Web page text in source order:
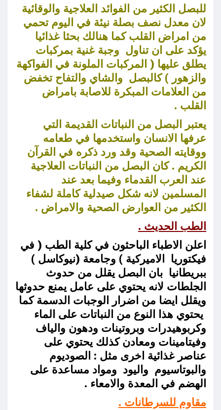
للبصل الكثير من الفوائد العلاجية والوقائية
لان معدل نصف بصلة نيئة في اليوم تحمي
من امراض القلب كما هنالك بحثا غذائيا
يؤكد على ان تناول وجبة غنية بمركبات
يطلق عليها ( المركبات الملونة في الفواكهة
والزهور ) كالبصل والشاي والتفاح تخفض
من العلامات المبكرة للاصابة بامراض
القلب .
يعتبر البصل من النباتات القديمة التي
عرفها الانسان واستخدمها في طعامه
ووقايته الصحية وقد ورد ذكره في القرآن
الكريم . كان البصل من النباتات العلاجية
عند العرب القدماء وفيما بعد عند
المسلمين لانه شكل صيدلية كاملة لشفاء
الكثير من العوارض الصحية والامراض .
الطب الحديث .
اعلن الاطباء الباحثون في كلية الطب ( في
فيكتوريا الاميركية ) وجامعة (نيوكاسل )
ببريطانيا بان البصل يقلل من حدوث
الجلطات لانه يحتوي على عامل يمنع حدوثها
ويقلل ايضا من اضرار الوجبات الدسمة كما
يحتوي هذا النوع من النباتات على الماء
وكربوهيدرات وبروتينات ودهون والياف
وفيتامينات ومعادن كذلك يحتوي على
عناصر غذائية اخرى مثل : الصوديوم
والبوتاسيوم واليود ومواد مساعدة على
الهضم في المعدة والامعاء .
مقاوم للسرطانات .